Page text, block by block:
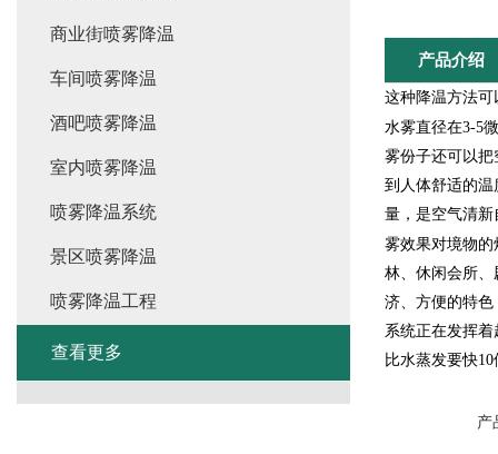
产品介绍
这种降温方法
水雾直径在3-5
雾份子还可以
到人体舒适的温
量，是空气清
雾效果对境物
林、休闲会所
济、方便的特
系统正在发挥
比水蒸发要快
产
商业街喷雾降温
车间喷雾降温
酒吧喷雾降温
室内喷雾降温
喷雾降温系统
景区喷雾降温
喷雾降温工程
查看更多